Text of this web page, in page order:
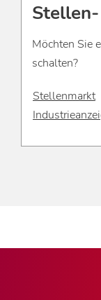
Möchten Sie
schalten?
Stellenmarkt